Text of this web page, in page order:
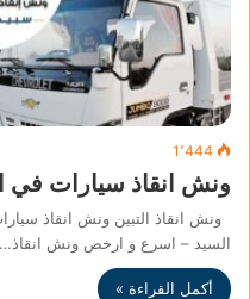
1٬444
ونش انقاذ سيارات في
ونش انقاذ التبين ونش انقاذ
السيد – اسرع و ارخص ونش انقاذ…
أكمل القراءة »